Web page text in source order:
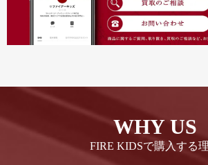
WHY US
FIRE KIDSで購入する